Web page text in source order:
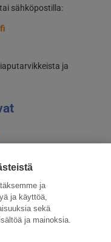
ja
ja käyttöä,
sekä
ja mainoksia.
sähköpostilla:
ja